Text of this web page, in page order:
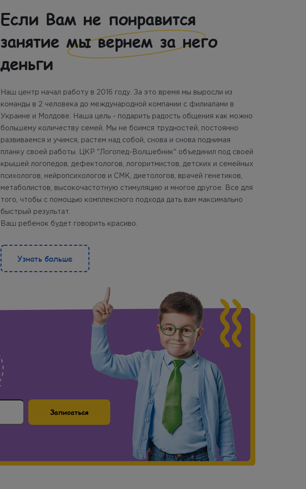
Если Вам не понравится
занятие мы вернем за него
деньги
Наш центр начал работу в 2016 году. За это время мы выросли из
команды в 2 человека до международной компании с филиалами в
Украине и Молдове. Наша цель - подарить радость общения как можно
большему количеству семей. Мы не боимся трудностей, постоянно
развиваемся и учимся, растем над собой, снова и снова поднимая
планку своей работы. ЦКР "Логопед-Волшебник" объединил под своей
крышей логопедов, дефектологов, логоритмистов, детских и семейных
психологов, нейропсихологов и СМК, диетологов, врачей генетиков,
метаболистов, высокочастотную стимуляцию и многое другое. Все для
того, чтобы с помощью комплексного подхода дать вам максимально
быстрый результат.
Ваш ребенок будет говорить красиво.
Узнать больше